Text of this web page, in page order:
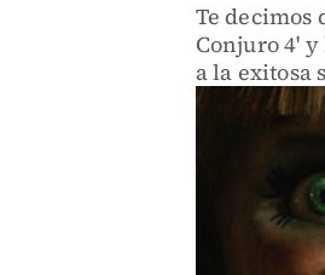
Te decimos
Conjuro 4'
a la exitosa